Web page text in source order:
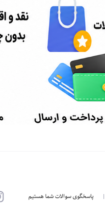
پاسخگوی سوالات شما هستیم